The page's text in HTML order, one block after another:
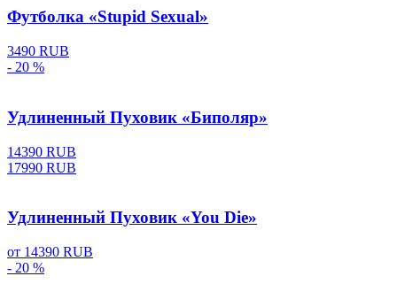
Футболка «Stupid Sexual»
3490 RUB
- 20 %
Удлиненный Пуховик «Биполяр»
14390 RUB
17990 RUB
Удлиненный Пуховик «You Die»
от 14390 RUB
- 20 %